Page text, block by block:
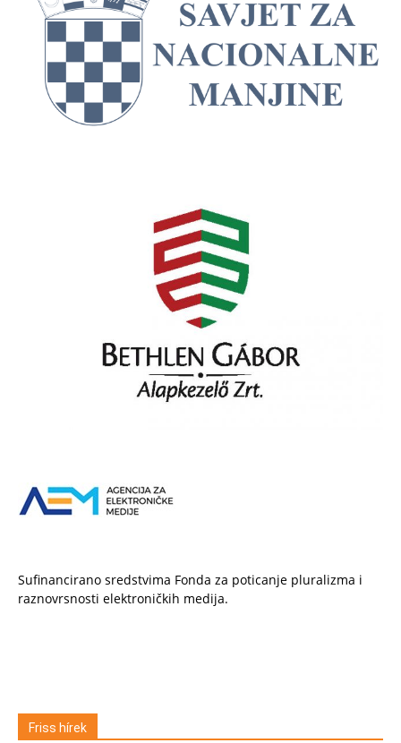
Sufinancirano sredstvima Fonda za poticanje pluralizma i
raznovrsnosti elektroničkih medija.
Friss hírek